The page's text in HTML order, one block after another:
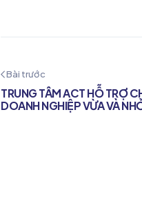
Bài trước
TRUNG TÂM ACT HỖ TRỢ
DOANH NGHIỆP VỪA VÀ